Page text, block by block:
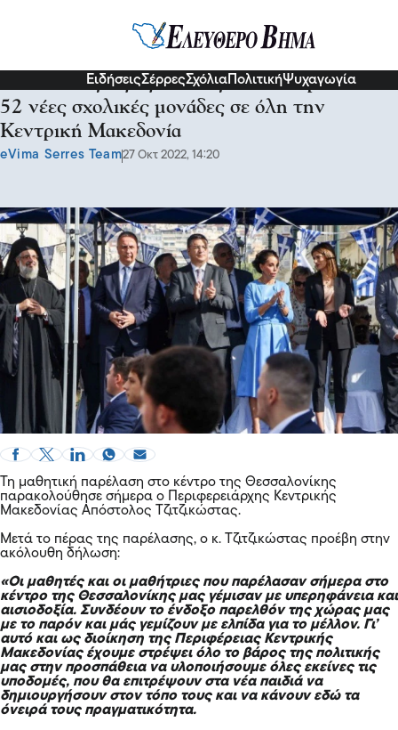
ΕιδήσειςΣέρρεςΣχόλια ΠολιτικήΨυχαγωγία
Απόστολος Τζιτζικώστας: Ολοκληρώνονται
52 νέες σχολικές μονάδες σε όλη την
Κεντρική Μακεδονία
eVima Serres Team27 Οκτ 2022, 14:20
Τη μαθητική παρέλαση στο κέντρο της Θεσσαλονίκης
παρακολούθησε σήμερα ο Περιφερειάρχης Κεντρικής
Μακεδονίας Απόστολος Τζιτζικώστας.
Μετά το πέρας της παρέλασης, ο κ. Τζιτζικώστας προέβη στην
ακόλουθη δήλωση:
«Οι μαθητές και οι μαθήτριες που παρέλασαν σήμερα στο
κέντρο της Θεσσαλονίκης μας γέμισαν με υπερηφάνεια και
αισιοδοξία. Συνδέουν το ένδοξο παρελθόν της χώρας μας
με το παρόν και μάς γεμίζουν με ελπίδα για το μέλλον. Γι’
αυτό και ως διοίκηση της Περιφέρειας Κεντρικής
Μακεδονίας έχουμε στρέψει όλο το βάρος της πολιτικής
μας στην προσπάθεια να υλοποιήσουμε όλες εκείνες τις
υποδομές, που θα επιτρέψουν στα νέα παιδιά να
δημιουργήσουν στον τόπο τους και να κάνουν εδώ τα
όνειρά τους πραγματικότητα.